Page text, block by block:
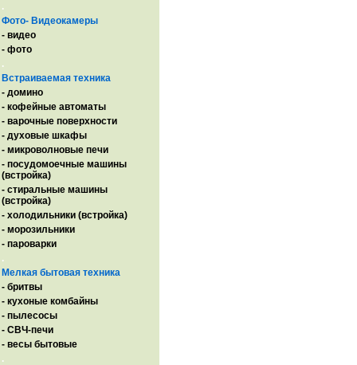
.
Фото- Видеокамеры
- видео
- фото
.
Встраиваемая техника
- домино
- кофейные автоматы
- варочные поверхности
- духовые шкафы
- микроволновые печи
- посудомоечные машины
(встройка)
- стиральные машины
(встройка)
- холодильники (встройка)
- морозильники
- пароварки
.
Мелкая бытовая техника
- бритвы
- кухоные комбайны
- пылесосы
- СВЧ-печи
- весы бытовые
.